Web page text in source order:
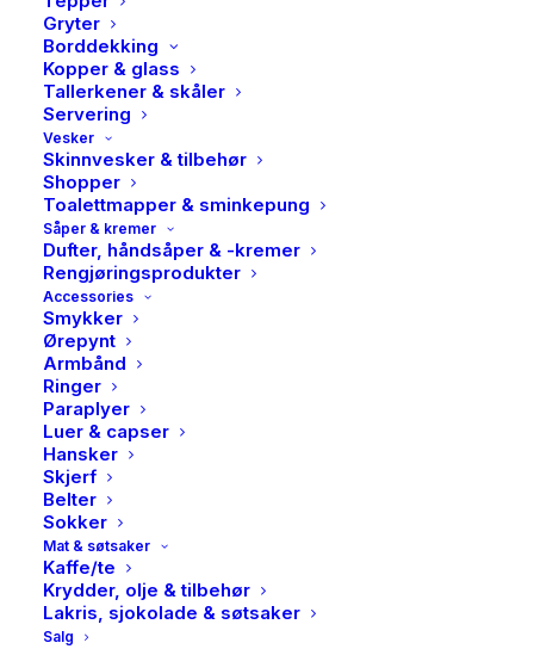
Gryter
Borddekking
Kopper & glass
Tallerkener & skåler
Servering
Vesker
Skinnvesker & tilbehør
Shopper
Toalettmapper & sminkepung
Såper & kremer
Dufter, håndsåper & -kremer
Rengjøringsprodukter
Accessories
Smykker
Ørepynt
Armbånd
Ringer
Paraplyer
Luer & capser
Hansker
Skjerf
Belter
Sokker
Mat & søtsaker
Kaffe/te
Krydder, olje & tilbehør
Lakris, sjokolade & søtsaker
Salg
Avigo, Tennbrikketter
49,00
Tennbriketter 21 stk, lagd av våre flinke folk i Avigo.
Består av makuleringspapir og stearin.